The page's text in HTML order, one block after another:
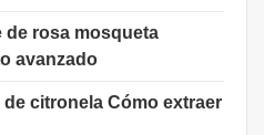
de rosa mosqueta
avanzado
citronela Cómo extraer